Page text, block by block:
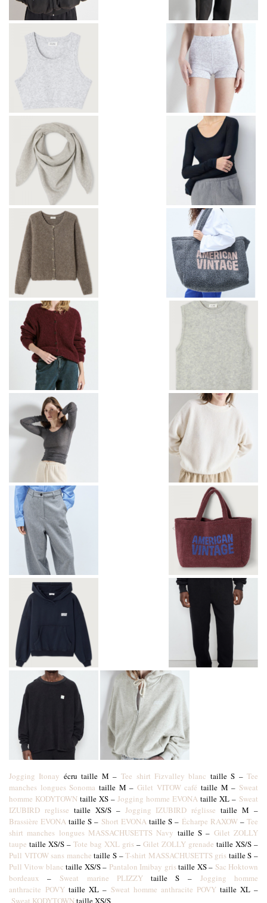
Jogging Itonay écru taille M –Tee shirt Fizvalley blanc taille S –Tee
manches longues Sonoma taille M –Gilet VITOW café taille M – Sweat
homme KODYTOWN taille XS – Jogging homme EVONA taille XL – Sweat
IZUBIRD reglisse taille XS/S – Jogging IZUBIRD réglisse taille M –
Brassière EVONA taille S – Short EVONA taille S – Écharpe RAXOW – Tee
shirt manches longues MASSACHUSETTS Navy taille S – Gilet ZOLLY
taupe taille XS/S – Tote bag XXL gris – Gilet ZOLLY grenade taille XS/S –
Pull VITOW sans manche taille S –T-shirt MASSACHUSETTS gris taille S –
Pull Vitow blanc taille XS/S – Pantalon Imibay gristaille XS – Sac Hoktown
bordeaux
– Sweat marine PLIZZYtaille S – Jogging homme
anthracite POVY taille XL – Sweat homme anthracite POVY taille XL –
Sweat KODYTOWNtaille XS/S